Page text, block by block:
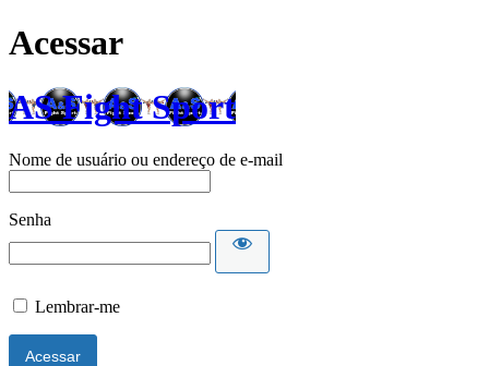
Acessar
AS Fight Sport
Nome de usuário ou endereço de e-mail
Senha
Lembrar-me